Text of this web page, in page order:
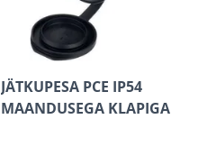
JÄTKUPESA PCE IP54
MAANDUSEGA KLAPIGA